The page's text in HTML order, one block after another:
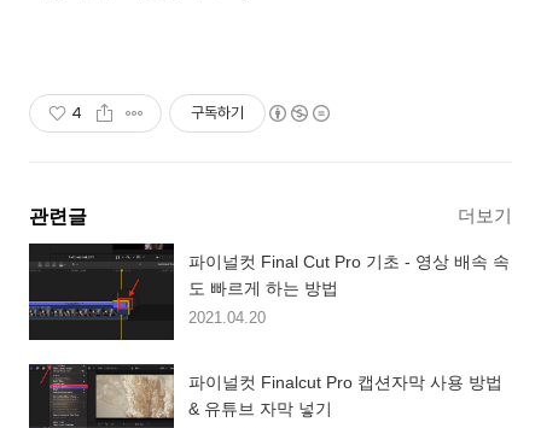
4 구독하기
관련글 더보기
파이널컷 Final Cut Pro 기초 - 영상 배속 속
도 빠르게 하는 방법
2021.04.20
파이널컷 Finalcut Pro 캡션자막 사용 방법
& 유튜브 자막 넣기